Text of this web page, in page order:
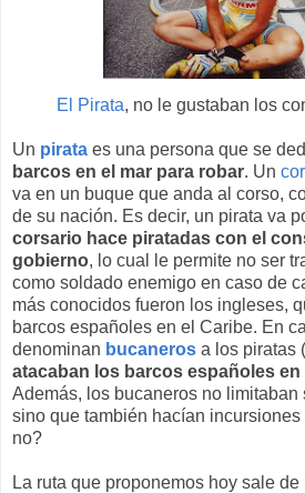
El Pirata, no le gustaban los
Un pirata es una persona que se
barcos en el mar para robar. Un
va en un buque que anda al corso,
de su nación. Es decir, un pirata va
corsario hace piratadas con el
gobierno, lo cual le permite no ser
como soldado enemigo en caso de
más conocidos fueron los ingleses,
barcos españoles en el Caribe. En
denominan bucaneros a los piratas
atacaban los barcos españoles en
Además, los bucaneros no limitaban
sino que también hacían incursiones
no?
La ruta que proponemos hoy sale